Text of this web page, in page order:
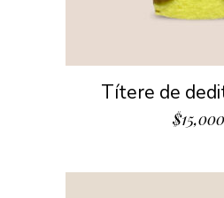
Títere de
$15,000